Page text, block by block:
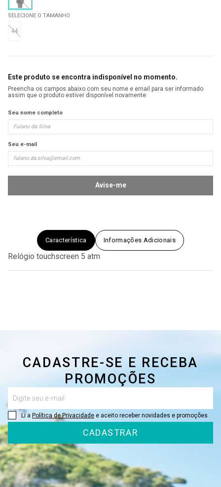
SELECIONE O TAMANHO
44
Este produto se encontra indisponível no momento.
Preencha os campos abaixo com seu nome e email para ser informado
assim que o produto estiver disponível novamente:
Seu nome completo
Seu e-mail
Avise-me
Característica Informações Adicionais
Relógio touchscreen 5 atm
CADASTRE-SE E RECEBA
PROMOÇÕES
Li a Política de Privacidade e aceito receber novidades e promoções
CADASTRAR